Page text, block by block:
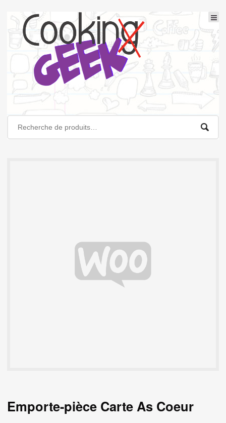
Emporte-pièce Carte As Coeur